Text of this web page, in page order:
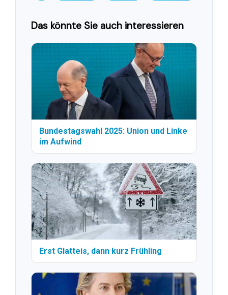
Das könnte Sie auch interessieren
Bundestagswahl 2025: Union und Linke
im Aufwind
Erst Glatteis, dann kurz Frühling